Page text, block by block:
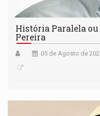
História Paralela ou
Pereira
05 de Agosto de